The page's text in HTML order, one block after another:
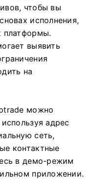
чтобы вы
исполнения,
платформы.
выявить
на
можно
адрес
сеть,
контактные
в демо-режим
приложении.